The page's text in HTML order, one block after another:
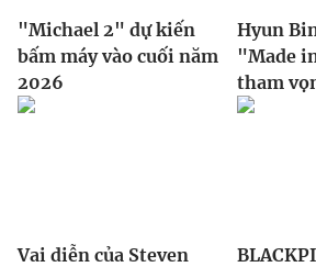
"Michael 2" dự kiến
bấm máy vào cuối năm
2026
Hyun
"Made
tham
Vai diễn của Steven